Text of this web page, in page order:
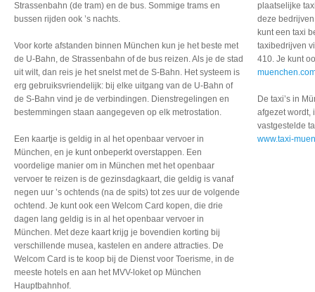
Strassenbahn (de tram) en de bus. Sommige trams en
bussen rijden ook ’s nachts.
Voor korte afstanden binnen München kun je het beste met
de U-Bahn, de Strassenbahn of de bus reizen. Als je de stad
uit wilt, dan reis je het snelst met de S-Bahn. Het systeem is
erg gebruiksvriendelijk: bij elke uitgang van de U-Bahn of
de S-Bahn vind je de verbindingen. Dienstregelingen en
bestemmingen staan aangegeven op elk metrostation.
Een kaartje is geldig in al het openbaar vervoer in
München, en je kunt onbeperkt overstappen. Een
voordelige manier om in München met het openbaar
vervoer te reizen is de gezinsdagkaart, die geldig is vanaf
negen uur ’s ochtends (na de spits) tot zes uur de volgende
ochtend. Je kunt ook een Welcom Card kopen, die drie
dagen lang geldig is in al het openbaar vervoer in
München. Met deze kaart krijg je bovendien korting bij
verschillende musea, kastelen en andere attracties. De
Welcom Card is te koop bij de Dienst voor Toerisme, in de
meeste hotels en aan het MVV-loket op München
Hauptbahnhof.
plaatselijke
deze
kunt een taxi
taxibedrijven
410. Je kunt
De taxi’s in
afgezet wordt,
vastgestelde
www.taxi-